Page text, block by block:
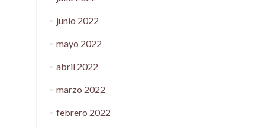
junio 2022
mayo 2022
abril 2022
marzo 2022
febrero 2022